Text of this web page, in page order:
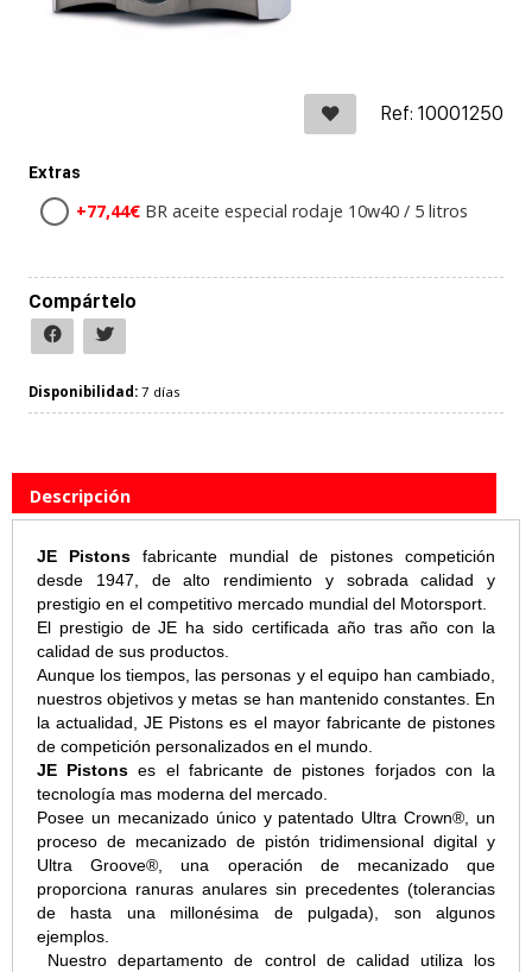
Ref: 10001250
Extras
+77,44€ BR aceite especial rodaje 10w40 / 5 litros
Compártelo
Disponibilidad: 7 días
Descripción
JE Pistonsfabricante mundial de pistones competición
desde 1947, de alto rendimiento y sobrada calidad y
prestigio en el competitivo mercado mundial del Motorsport.
El prestigio de JE ha sido certificada año tras año con la
calidad de sus productos.
Aunque los tiempos, las personas y el equipo han cambiado,
nuestros objetivos y metas se han mantenido constantes. En
la actualidad, JE Pistons es el mayor fabricante de pistones
de competición personalizados en el mundo.
JE Pistons es el fabricante de pistones forjados con la
tecnología mas moderna del mercado.
Posee un mecanizado único y patentado Ultra Crown®, un
proceso de mecanizado de pistón tridimensional digital y
Ultra Groove®, una operación de mecanizado que
proporciona ranuras anulares sin precedentes (tolerancias
de hasta una millonésima de pulgada), son algunos
ejemplos.
Nuestro departamento de control de calidad utiliza los